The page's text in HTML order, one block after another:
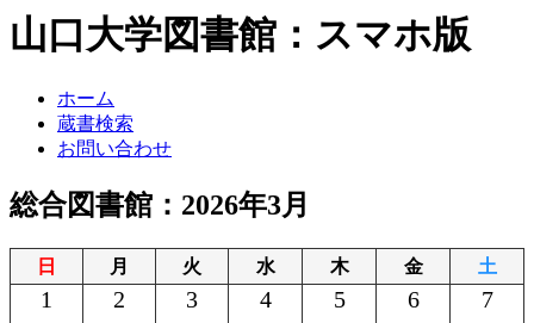
山口大学図書館：スマホ版
ホーム
蔵書検索
お問い合わせ
総合図書館：2026年3月
日 月 火 水 木 金 土
1 2 3 4 5 6 7